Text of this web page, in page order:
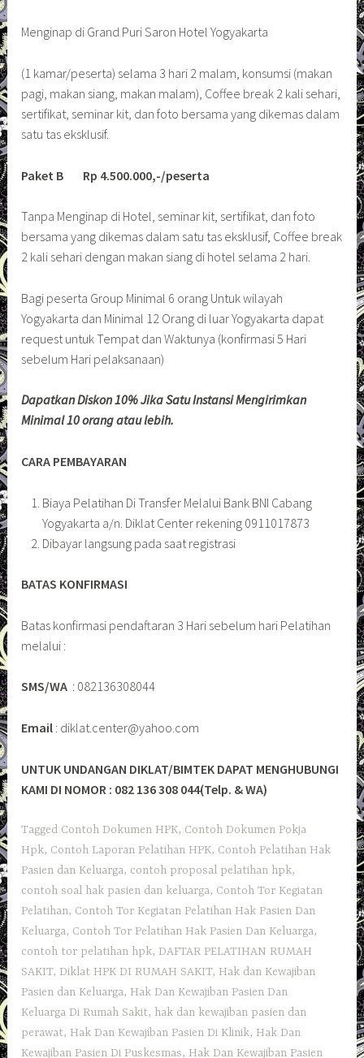
Menginap di Grand Puri Saron Hotel Yogyakarta
(1 kamar/peserta) selama 3 hari 2 malam, konsumsi (makan
pagi, makan siang, makan malam), Coffee break 2 kali sehari,
sertifikat, seminar kit, dan foto bersama yang dikemas dalam
satu tas eksklusif.
Paket B Rp 4.500.000,-/peserta
Tanpa Menginap di Hotel, seminar kit, sertifikat, dan foto
bersama yang dikemas dalam satu tas eksklusif, Coffee break
2 kali sehari dengan makan siang di hotel selama 2 hari.
Bagi peserta Group Minimal 6 orang Untuk wilayah
Yogyakarta dan Minimal 12 Orang di luar Yogyakarta dapat
request untuk Tempat dan Waktunya (konfirmasi 5 Hari
sebelum Hari pelaksanaan)
Dapatkan Diskon 10% Jika Satu Instansi Mengirimkan
Minimal 10 orang atau lebih.
CARA PEMBAYARAN
Biaya Pelatihan Di Transfer Melalui Bank BNI Cabang
Yogyakarta a/n. Diklat Center rekening 0911017873
Dibayar langsung pada saat registrasi
BATAS KONFIRMASI
Batas konfirmasi pendaftaran 3 Hari sebelum hari Pelatihan
melalui :
SMS/WA : 082136308044
Email : diklat.center@yahoo.com
UNTUK UNDANGAN DIKLAT/BIMTEK DAPAT MENGHUBUNGI
KAMI DI NOMOR : 082 136 308 044(Telp. & WA)
Tagged Contoh Dokumen HPK, Contoh Dokumen Pokja
Hpk, Contoh Laporan Pelatihan HPK, Contoh Pelatihan Hak
Pasien dan Keluarga, contoh proposal pelatihan hpk,
contoh soal hak pasien dan keluarga, Contoh Tor Kegiatan
Pelatihan, Contoh Tor Kegiatan Pelatihan Hak Pasien Dan
Keluarga, Contoh Tor Pelatihan Hak Pasien Dan Keluarga,
contoh tor pelatihan hpk,DAFTAR PELATIHAN RUMAH
SAKIT,Diklat HPK DI RUMAH SAKIT, Hak dan Kewajiban
Pasien dan Keluarga, Hak Dan Kewajiban Pasien Dan
Keluarga Di Rumah Sakit, hak dan kewajiban pasien dan
perawat, Hak Dan Kewajiban Pasien Di Klinik, Hak Dan
Kewajiban Pasien Di Puskesmas, Hak Dan Kewajiban Pasien